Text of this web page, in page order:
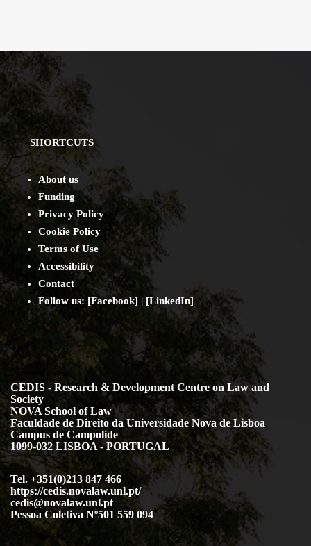
SHORTCUTS
About us
Funding
Privacy Policy
Cookie Policy
Terms of Use
Accessibility
Contact
Follow us: [Facebook] | [LinkedIn]
CEDIS - Research & Development Centre on Law and
Society
NOVA School of Law
Faculdade de Direito da Universidade Nova de Lisboa
Campus de Campolide
1099-032 LISBOA - PORTUGAL
Tel. +351(0)213 847 466
https://cedis.novalaw.unl.pt/
cedis@novalaw.unl.pt
Pessoa Coletiva Nº501 559 094